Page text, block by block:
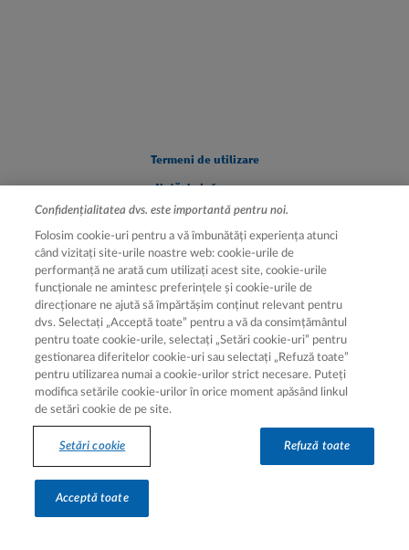
Termeni de utilizare
Notă de informare
Setări cookie
Despre cookie-uri
© 2026 Novartis AG | Aprobat ANMDMR (50019E/22.07.2025)
Confidențialitatea dvs. este importantă pentru noi.
Folosim cookie-uri pentru a vă îmbunătăți experiența atunci
când vizitați site-urile noastre web: cookie-urile de
performanță ne arată cum utilizați acest site, cookie-urile
funcționale ne amintesc preferințele și cookie-urile de
direcționare ne ajută să împărtășim conținut relevant pentru
dvs. Selectați „Acceptă toate” pentru a vă da consimțământul
pentru toate cookie-urile, selectați „Setări cookie-uri” pentru
gestionarea diferitelor cookie-uri sau selectați „Refuză toate”
pentru utilizarea numai a cookie-urilor strict necesare. Puteți
modifica setările cookie-urilor în orice moment apăsând linkul
de setări cookie de pe site.
Setări cookie Refuză toate
Acceptă toate